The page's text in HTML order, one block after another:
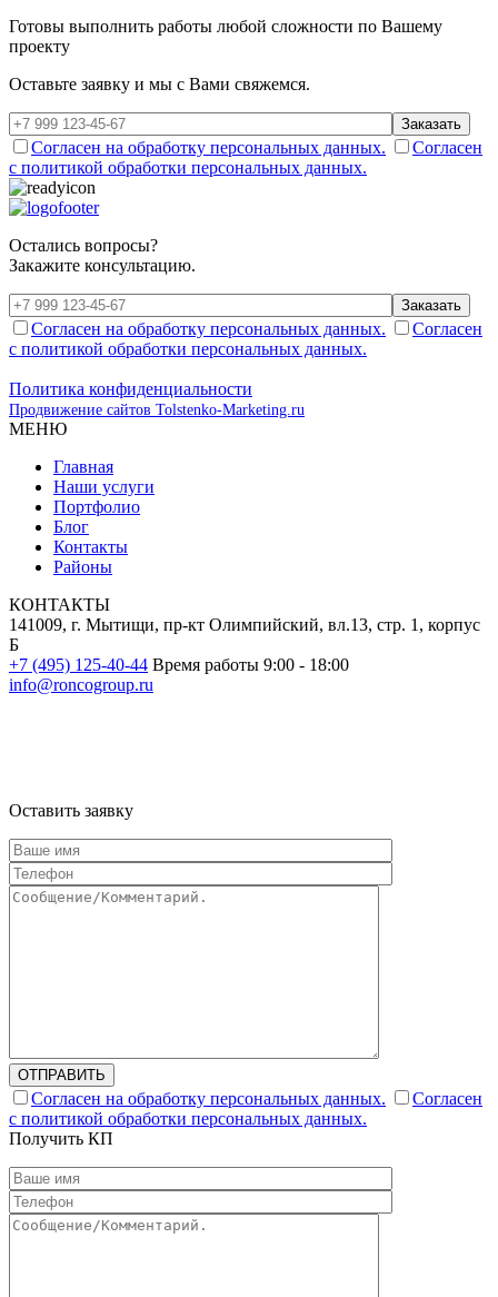
Готовы выполнить работы любой сложности по Вашему
проекту
Оставьте заявку и мы с Вами свяжемся.
Заказать
Согласен на обработку персональных данных.
Согласен
с политикой обработки персональных данных.
Остались вопросы?
Закажите консультацию.
Заказать
Согласен на обработку персональных данных.
Согласен
с политикой обработки персональных данных.
Политика конфиденциальности
Продвижение сайтов Tolstenko-Marketing.ru
МЕНЮ
Главная
Наши услуги
Портфолио
Блог
Контакты
Районы
КОНТАКТЫ
141009, г. Мытищи, пр-кт Олимпийский, вл.13, стр. 1, корпус
Б
+7 (495) 125-40-44 Время работы 9:00 - 18:00
info@roncogroup.ru
Оставить заявку
ОТПРАВИТЬ
Согласен на обработку персональных данных.
Согласен
с политикой обработки персональных данных.
Получить КП